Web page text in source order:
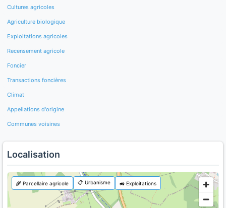
Cultures agricoles
Agriculture biologique
Exploitations agricoles
Recensement agricole
Foncier
Transactions foncières
Climat
Appellations d'origine
Communes voisines
Localisation
🌾 Parcellaire agricole 📋 Urbanisme 🚜 Exploitations